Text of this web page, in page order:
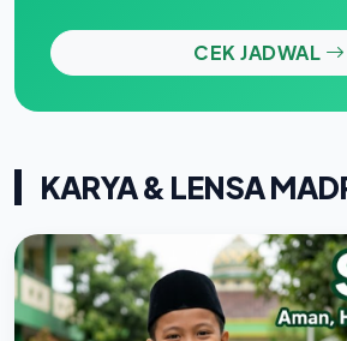
CEK JADWAL
KARYA & LENSA